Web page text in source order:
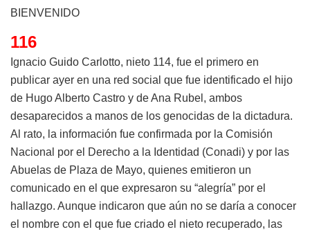
BIENVENIDO
116
Ignacio Guido Carlotto, nieto 114, fue el primero en
publicar ayer en una red social que fue identificado el hijo
de Hugo Alberto Castro y de Ana Rubel, ambos
desaparecidos a manos de los genocidas de la dictadura.
Al rato, la información fue confirmada por la Comisión
Nacional por el Derecho a la Identidad (Conadi) y por las
Abuelas de Plaza de Mayo, quienes emitieron un
comunicado en el que expresaron su “alegría” por el
hallazgo. Aunque indicaron que aún no se daría a conocer
el nombre con el que fue criado el nieto recuperado, las